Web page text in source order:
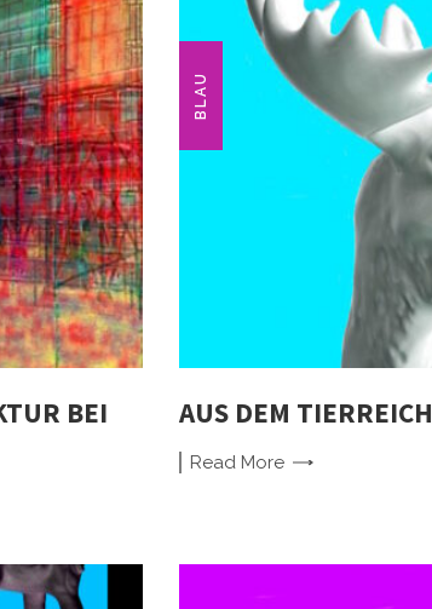
BEI
BLAU
AUS DEM
Read More